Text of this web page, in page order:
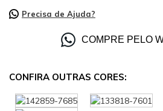
Precisa de Ajuda?
COMPRE PELO
CONFIRA OUTRAS CORES: